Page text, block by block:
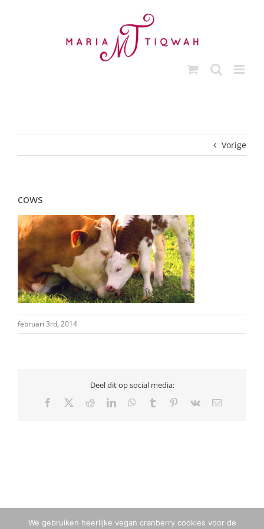
Vorige
cows
februari 3rd, 2014
Deel dit op social media:
Facebook RedditLinkedInWhatsApp
Tumblr Pinterest
Vk
E-
We gebruiken heerlijke vegan cranberry cookies voor de